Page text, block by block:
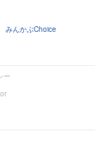
みんかぶChoice
ー